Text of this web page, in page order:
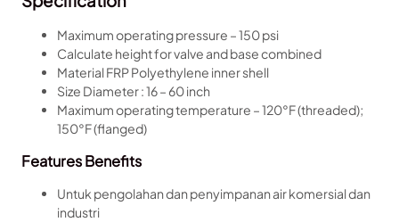
Maximum operating pressure – 150 psi
Calculate height for valve and base combined
Material FRP Polyethylene inner shell
Size Diameter : 16 – 60 inch
Maximum operating temperature – 120°F (threaded);
150°F (flanged)
Features Benefits
Untuk pengolahan dan penyimpanan air komersial dan
industri